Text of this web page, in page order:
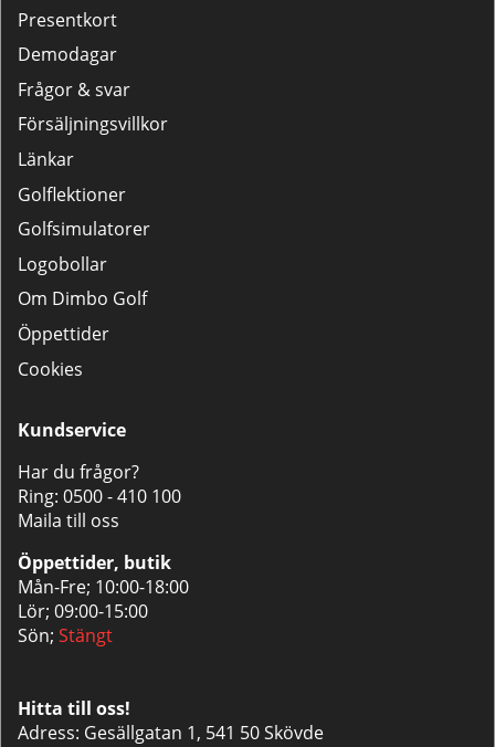
Presentkort
Demodagar
Frågor & svar
Försäljningsvillkor
Länkar
Golflektioner
Golfsimulatorer
Logobollar
Om Dimbo Golf
Öppettider
Cookies
Kundservice
Har du frågor?
Ring: 0500 - 410 100
Maila till oss
Öppettider, butik
Mån-Fre; 10:00-18:00
Lör; 09:00-15:00
Sön; Stängt
Hitta till oss!
Adress: Gesällgatan 1, 541 50 Skövde